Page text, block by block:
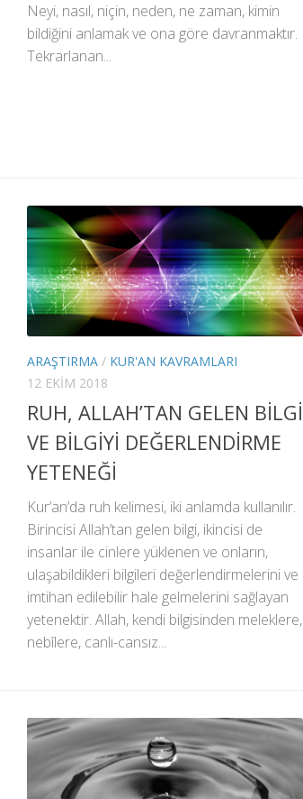
Neyi, nasıl, niçin, neden, ne zaman, kimin
bildiğini anlamak ve ona göre davranmaktır.
Tekrarlanan...
ARAŞTIRMA / KUR'AN KAVRAMLARI
12 EKIM 2018
RUH, ALLAH’TAN GELEN BİLGİ
VE BİLGİYİ DEĞERLENDİRME
YETENEĞİ
Kur’an’da ruh kelimesi, iki anlamda kullanılır.
Birincisi Allah’tan gelen bilgi, ikincisi de
insanlar ile cinlere yüklenen ve onların,
ulaşabildikleri bilgileri değerlendirmelerini ve
imtihan edilebilir hale gelmelerini sağlayan
yetenektir. Allah, kendi bilgisinden meleklere,
nebîlere, canlı-cansız...